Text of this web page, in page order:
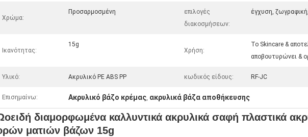
Χρώμα:
Προσαρμοσμένη
επιλογές
διακοσμήσεων:
έγχυση,
Ικανότητας:
15g
Χρήση:
Το Skincare &
αποβουτυρώνει &
Υλικό: Ακρυλικό PE ABS PP κωδικός είδους: RF-JC
Επισημαίνω: Ακρυλικό βάζο κρέμας, ακρυλικά βάζα αποθήκευσης
διαμορφωμένα καλλυντικά ακρυλικά σαφή πλαστικά
ματιών βάζων 15g